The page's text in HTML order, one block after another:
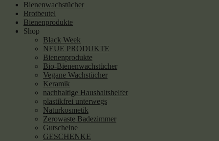
Bienenwachstücher
Brotbeutel
Bienenprodukte
Shop
Black Week
NEUE PRODUKTE
Bienenprodukte
Bio-Bienenwachstücher
Vegane Wachstücher
Keramik
nachhaltige Haushaltshelfer
plastikfrei unterwegs
Naturkosmetik
Zerowaste Badezimmer
Gutscheine
GESCHENKE